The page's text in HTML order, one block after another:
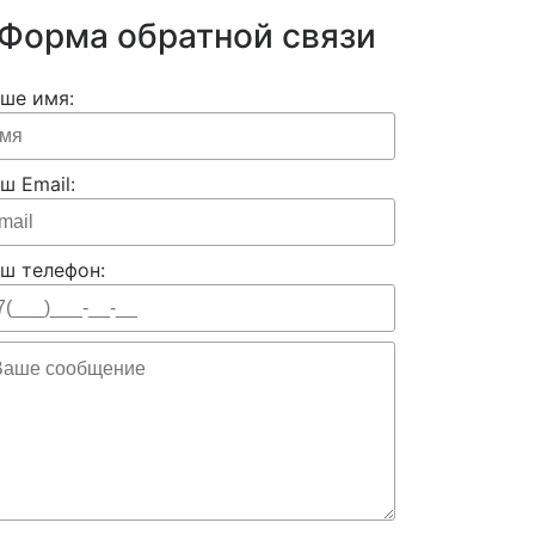
обратной связи
имя:
Email:
телефон: